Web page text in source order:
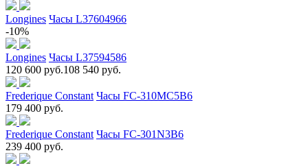
Longines Часы L37604966
-10%
Longines Часы L37594586
120 600 руб.108 540 руб.
Frederique Constant Часы FC-310MC5B6
179 400 руб.
Frederique Constant Часы FC-301N3B6
239 400 руб.